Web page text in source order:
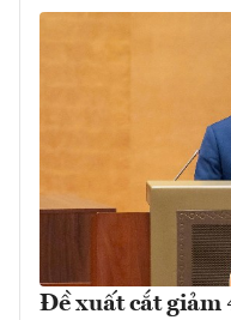
Đề xuất cắt giảm